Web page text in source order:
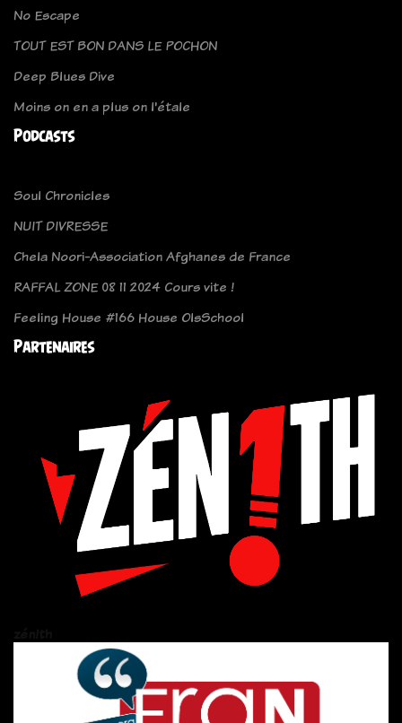
No Escape
TOUT EST BON DANS LE POCHON
Deep Blues Dive
Moins on en a plus on l'étale
Podcasts
Soul Chronicles
NUIT DIVRESSE
Chela Noori-Association Afghanes de France
RAFFAL ZONE 08 11 2024 Cours vite !
Feeling House #166 House OlsSchool
Partenaires